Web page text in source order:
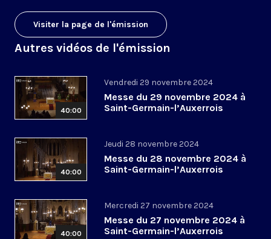
Visiter la page de l'émission
Autres vidéos de l'émission
40:00
Vendredi 29 novembre 2024
Messe du 29 novembre 2024 à
Saint-Germain-l’Auxerrois
40:00
Jeudi 28 novembre 2024
Messe du 28 novembre 2024 à
Saint-Germain-l’Auxerrois
40:00
Mercredi 27 novembre 2024
Messe du 27 novembre 2024 à
Saint-Germain-l’Auxerrois